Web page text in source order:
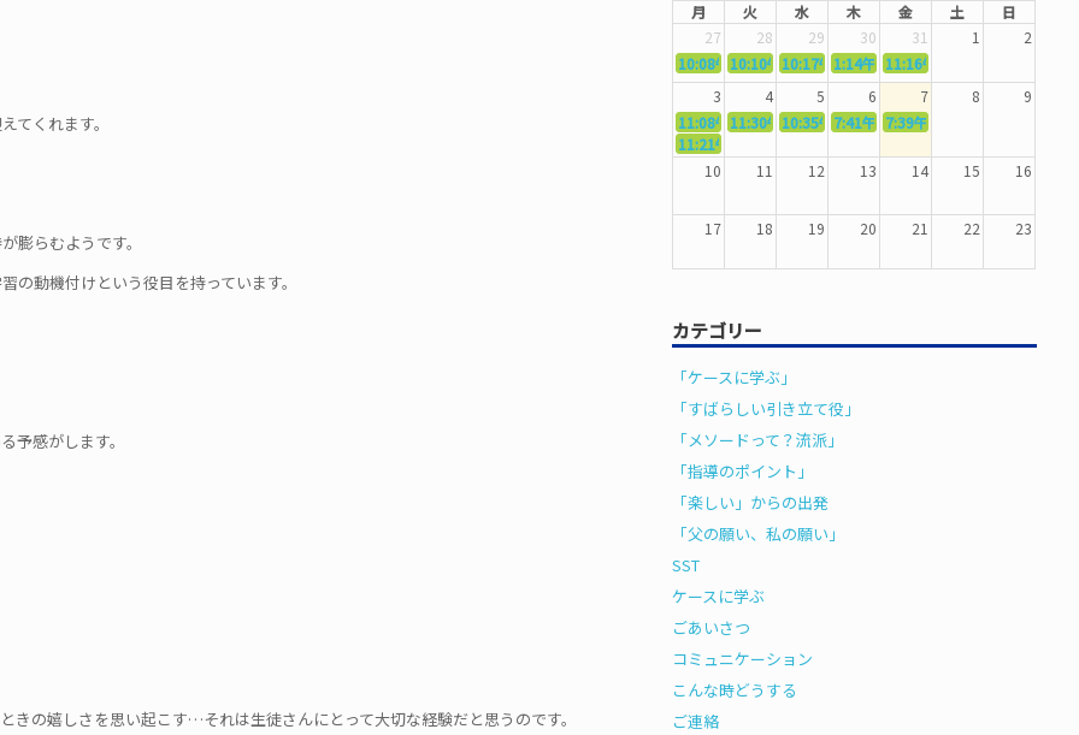
てくれます。
膨らむようです。
の動機付けという役目を持っています。
予感がします。
の嬉しさを思い起こす…それは生徒さんにとって大切な経験だと思うのです。
月 火 水 木 金 土
日
27
28 29 30 31 1
2
10:08午前5362．～国語力を〜
10:10午前5363．～自信を〜
10:17午前5364．～信じて待つ〜
1:14午後5365．～計画的に〜
11:16午前
3
4 5 6 7 8
9
11:08午前5367．～機能を育てる〜
11:30午前5369．～歌唱造形〜
10:35午前5370．～バランスを〜
7:41午前5371．～漢字学習〜
7:39午前
11:21午前
10
11 12 13 14 15 16
17 18 19 20 21 22 23
31 1 2 3 4 5 6
カテゴリー
「ケースに学ぶ」
「すばらしい引き立て役」
「メソードって？流派」
「指導のポイント」
「楽しい」からの出発
「父の願い、私の願い」
SST
ケースに学ぶ
ごあいさつ
コミュニケーション
こんな時どうする
ご連絡